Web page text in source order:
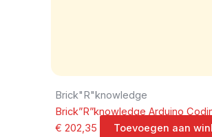
Brick"R"knowledge
Brick”R”knowledge Arduino
€ 202,35 Toevoegen aan